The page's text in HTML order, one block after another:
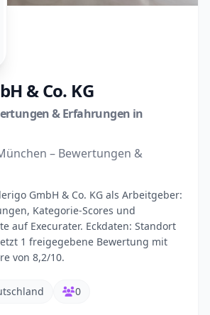
& Co. KG
& Erfahrungen in
– Bewertungen &
GmbH & Co. KG als Arbeitgeber:
Kategorie-Scores und
auf Execurater. Eckdaten: Standort
1 freigegebene Bewertung mit
von 8,2/10.
0